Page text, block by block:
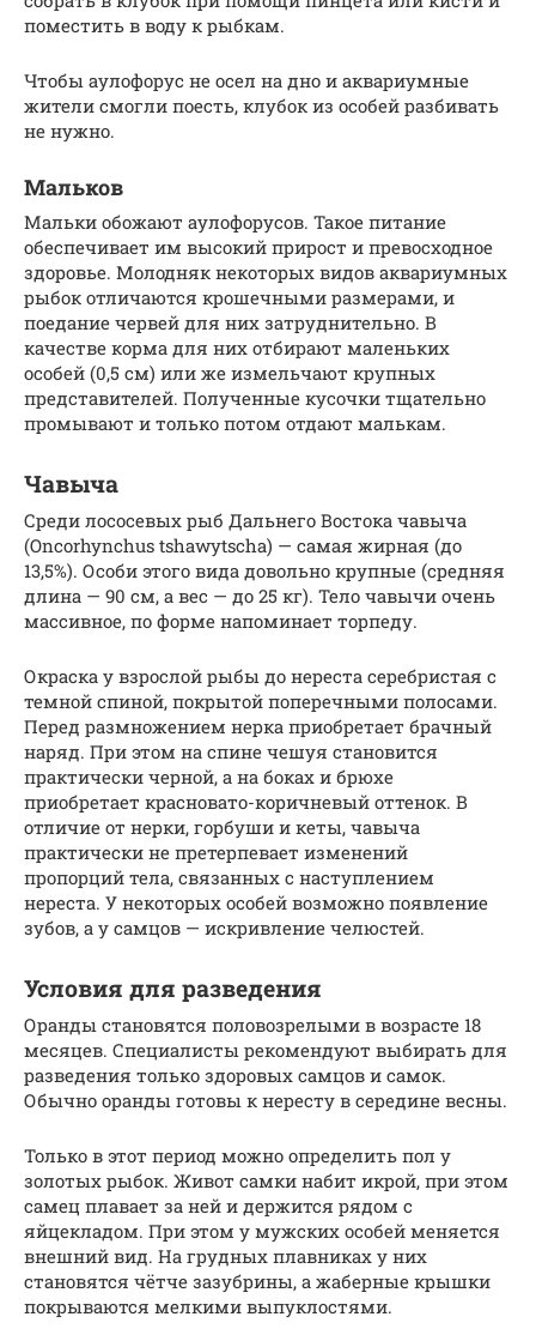
поместить в воду к рыбкам.
Чтобы аулофорус не осел на дно и аквариумные
жители смогли поесть, клубок из особей разбивать
не нужно.
Мальков
Мальки обожают аулофорусов. Такое питание
обеспечивает им высокий прирост и превосходное
здоровье. Молодняк некоторых видов аквариумных
рыбок отличаются крошечными размерами, и
поедание червей для них затруднительно. В
качестве корма для них отбирают маленьких
особей (0,5 см) или же измельчают крупных
представителей. Полученные кусочки тщательно
промывают и только потом отдают малькам.
Чавыча
Среди лососевых рыб Дальнего Востока чавыча
(Oncorhynchus tshawytscha) — самая жирная (до
13,5%). Особи этого вида довольно крупные (средняя
длина — 90 см, а вес — до 25 кг). Тело чавычи очень
массивное, по форме напоминает торпеду.
Окраска у взрослой рыбы до нереста серебристая с
темной спиной, покрытой поперечными полосами.
Перед размножением нерка приобретает брачный
наряд. При этом на спине чешуя становится
практически черной, а на боках и брюхе
приобретает красновато-коричневый оттенок. В
отличие от нерки, горбуши и кеты, чавыча
практически не претерпевает изменений
пропорций тела, связанных с наступлением
нереста. У некоторых особей возможно появление
зубов, а у самцов — искривление челюстей.
Условия для разведения
Оранды становятся половозрелыми в возрасте 18
месяцев. Специалисты рекомендуют выбирать для
разведения только здоровых самцов и самок.
Обычно оранды готовы к нересту в середине весны.
Только в этот период можно определить пол у
золотых рыбок. Живот самки набит икрой, при этом
самец плавает за ней и держится рядом с
яйцекладом. При этом у мужских особей меняется
внешний вид. На грудных плавниках у них
становятся чётче зазубрины, а жаберные крышки
покрываются мелкими выпуклостями.